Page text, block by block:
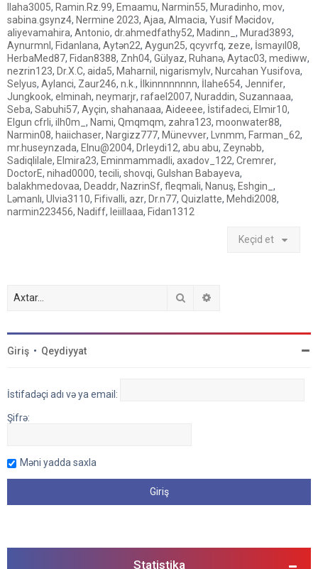
Ilaha3005, Ramin.Rz.99, Emaamu, Narmin55, Muradinho, mov,
sabina.gsynz4, Nermine 2023, Ajaa, Almacia, Yusif Məcidov,
aliyevamahira, Antonio, dr.ahmedfathy52, Madinn_ , Murad3893,
Aynurmnl , Fidanlana, Aytən22, Aygun25, qcyvrfq, zeze, İsmayıl08,
HerbaMed87, Fidan8388, Znh04, Gülyaz, Ruhanə, Aytac03, mediww,
nezrin123, Dr.X.C, aida5, Maharnil , nigarismylv, Nurcahan Yusifova,
Selyus, Aylanci, Zaur246, n.k., İlkinnnnnnnn, İlahe654, Jennifer,
Jungkook, elminah, neymarjr, rafael2007, Nuraddin, Suzannaaa,
Seba, Sabuhi57, Ayçin, shahanaaa, Aideeee, İstifadeci, Elmir10,
Elgun cfrli, ilh0m_ , Nami, Qmqmqm, zahra123, moonwater88,
Narmin08, haiichaser, Nargizz777, Münevver, Lvnmm, Farman_62,
mr.huseynzada, Elnu@2004, Drleydi12, abu abu, Zeynəbb,
Sadiqlilale, Elmira23, Eminmammadli, axadov_122, Cremrer,
DoctorE, nihad0000, tecili, shovqi, Gulshan Babayeva,
balakhmedovaa, Deaddr, NazrinSf, fleqmali, Nanuş, Eshgin_ ,
Ləmanlı, Ulvia3110, Fifivalli, azr, Dr.n77, Quizlatte, Mehdi2008,
narmin223456, Nadiff, leiillaaa, Fidan1312
Keçid et
Axtar
Giriş • Qeydiyyat
İstifadəçi adı və ya email:
Şifrə:
Məni yadda saxla
Statistika